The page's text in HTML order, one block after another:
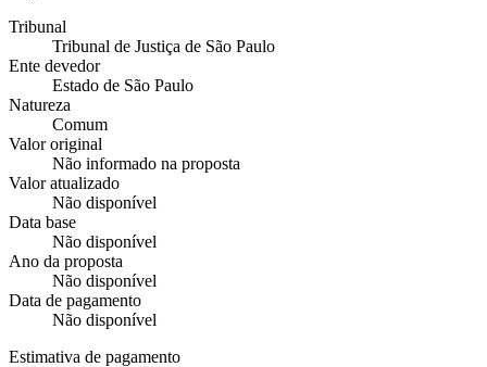
Tribunal
Tribunal de Justiça de São Paulo
Ente devedor
Estado de São Paulo
Natureza
Comum
Valor original
Não informado na proposta
Valor atualizado
Não disponível
Data base
Não disponível
Ano da proposta
Não disponível
Data de pagamento
Não disponível
Estimativa de pagamento